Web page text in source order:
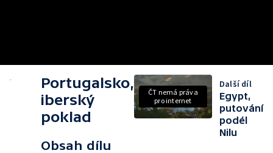
Portugalsko,
iberský
poklad
Obsah dílu
ČT nemá práva
pro internet
Další díl
Egypt,
putování
podél
Nilu